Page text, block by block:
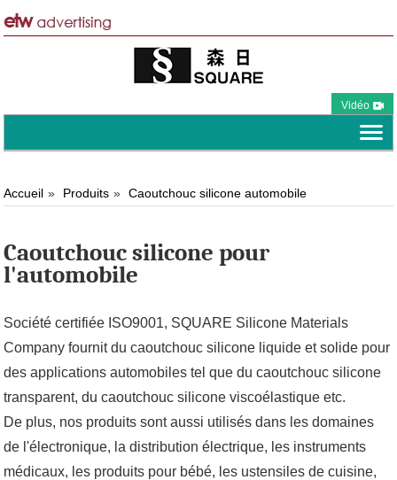
Vidéo
Accueil Produits Caoutchouc silicone automobile
Caoutchouc silicone pour
l'automobile
Société certifiée ISO9001, SQUARE Silicone Materials
Company fournit du caoutchouc silicone liquide et solide pour
des applications automobiles tel que du caoutchouc silicone
transparent, du caoutchouc silicone viscoélastique etc.
De plus, nos produits sont aussi utilisés dans les domaines
de l'électronique, la distribution électrique, les instruments
médicaux, les produits pour bébé, les ustensiles de cuisine,